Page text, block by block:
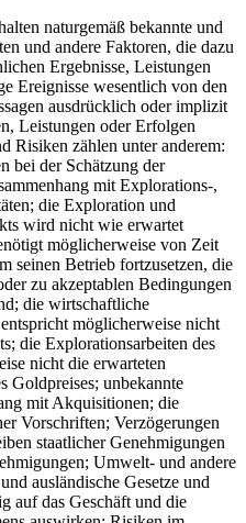
naturgemäß bekannte und
und andere Faktoren, die dazu
Ergebnisse, Leistungen
Ereignisse wesentlich von den
ausdrücklich oder implizit
Leistungen oder Erfolgen
Risiken zählen unter anderem:
bei der Schätzung der
mit Explorations-,
die Exploration und
wird nicht wie erwartet
möglicherweise von Zeit
seinen Betrieb fortzusetzen, die
zu akzeptablen Bedingungen
die wirtschaftliche
möglicherweise nicht
die Explorationsarbeiten des
nicht die erwarteten
Goldpreises; unbekannte
mit Akquisitionen; die
Vorschriften; Verzögerungen
staatlicher Genehmigungen
Umwelt- und andere
ausländische Gesetze und
auf das Geschäft und die